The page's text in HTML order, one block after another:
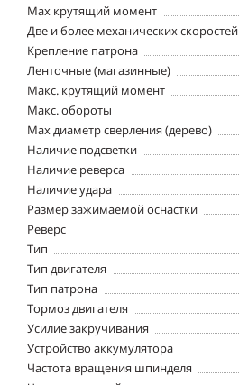
Max крутящий момент
Две и более механических скоростей
Крепление патрона
Ленточные (магазинные)
Макс. крутящий момент
Макс. обороты
Мах диаметр сверления (дерево)
Наличие подсветки
Наличие реверса
Наличие удара
Размер зажимаемой оснастки
Реверс
Тип
Тип двигателя
Тип патрона
Тормоз двигателя
Усилие закручивания
Устройство аккумулятора
Частота вращения шпинделя